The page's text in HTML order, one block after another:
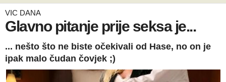
VIC DANA
Glavno pitanje prije seksa je...
... nešto što ne biste očekivali od Hase, no on je
ipak malo čudan čovjek ;)